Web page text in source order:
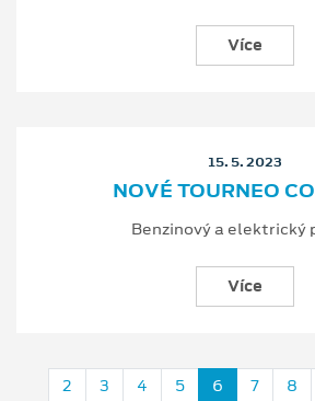
Více
15. 5. 2023
NOVÉ TOURNEO
Benzinový a elektrický
Více
2 3 4 5 6 7 8